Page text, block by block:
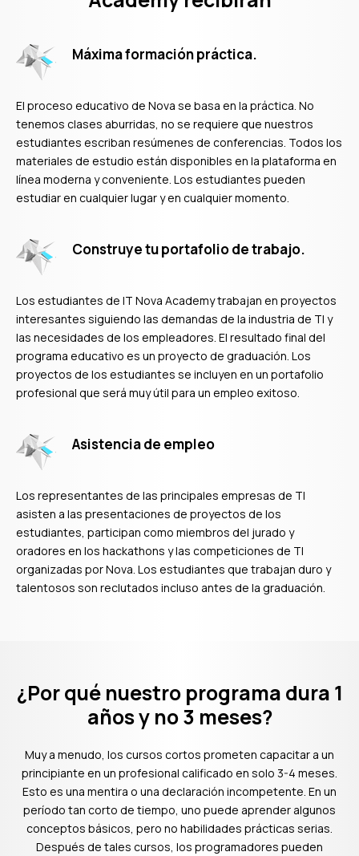
Máxima formación práctica.
El proceso educativo de Nova se basa en la práctica. No
tenemos clases aburridas, no se requiere que nuestros
estudiantes escriban resúmenes de conferencias. Todos los
materiales de estudio están disponibles en la plataforma en
línea moderna y conveniente. Los estudiantes pueden
estudiar en cualquier lugar y en cualquier momento.
Construye tu portafolio de trabajo.
Los estudiantes de IT Nova Academy trabajan en proyectos
interesantes siguiendo las demandas de la industria de TI y
las necesidades de los empleadores. El resultado final del
programa educativo es un proyecto de graduación. Los
proyectos de los estudiantes se incluyen en un portafolio
profesional que será muy útil para un empleo exitoso.
Asistencia de empleo
Los representantes de las principales empresas de TI
asisten a las presentaciones de proyectos de los
estudiantes, participan como miembros del jurado y
oradores en los hackathons y las competiciones de TI
organizadas por Nova. Los estudiantes que trabajan duro y
talentosos son reclutados incluso antes de la graduación.
¿Por qué nuestro programa dura 1
años y no 3 meses?
Muy a menudo, los cursos cortos prometen capacitar a un
principiante en un profesional calificado en solo 3-4 meses.
Esto es una mentira o una declaración incompetente. En un
período tan corto de tiempo, uno puede aprender algunos
conceptos básicos, pero no habilidades prácticas serias.
Después de tales cursos, los programadores pueden